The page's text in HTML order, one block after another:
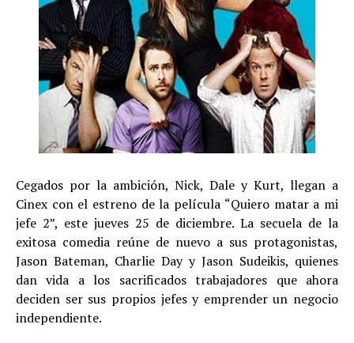
Cegados por la ambición, Nick, Dale y Kurt, llegan a
Cinex con el estreno de la película “Quiero matar a mi
jefe 2”, este jueves 25 de diciembre. La secuela de la
exitosa comedia reúne de nuevo a sus protagonistas,
Jason Bateman, Charlie Day y Jason Sudeikis, quienes
dan vida a los sacrificados trabajadores que ahora
deciden ser sus propios jefes y emprender un negocio
independiente.